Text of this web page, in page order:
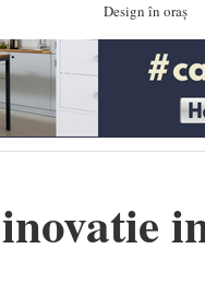
Design în oraș
inovatie